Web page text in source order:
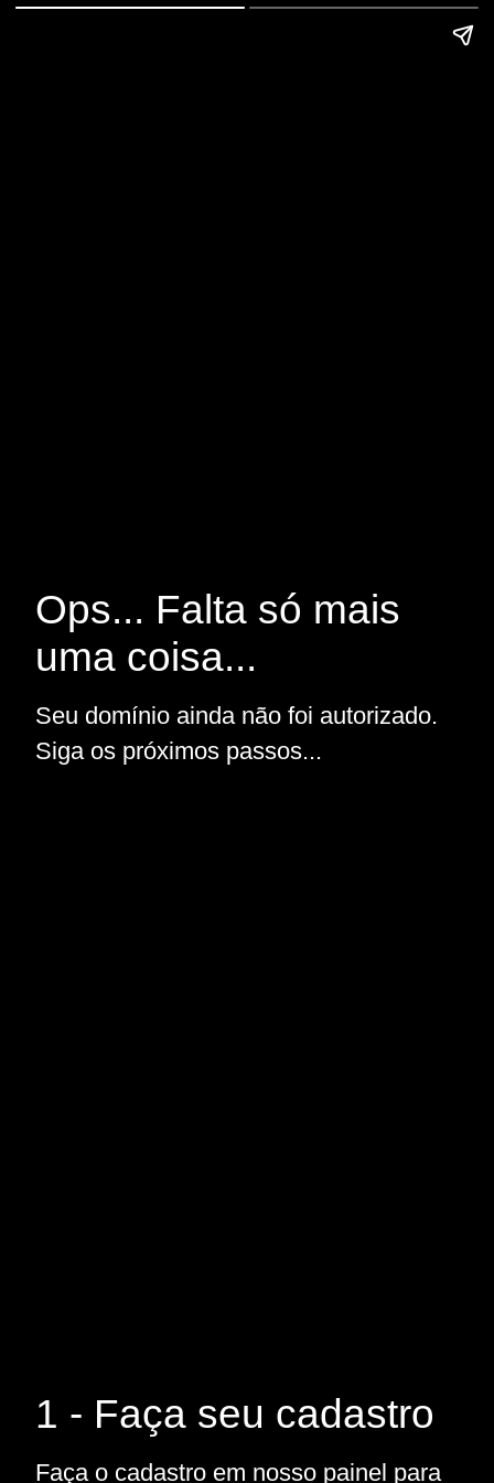
Ops... Falta só mais
uma coisa...
Seu domínio ainda não foi autorizado.
Siga os próximos passos...
1 - Faça seu cadastro
Faça o cadastro em nosso painel para